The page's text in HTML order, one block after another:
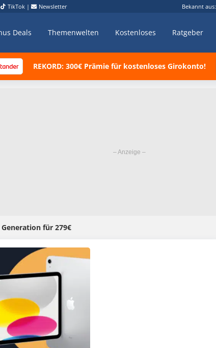
TikTok | Newsletter Bekannt aus:
Deals Themenwelten Kostenloses Ratgeber
REKORD: 300€ Prämie für kostenloses Girokonto!
für 279€